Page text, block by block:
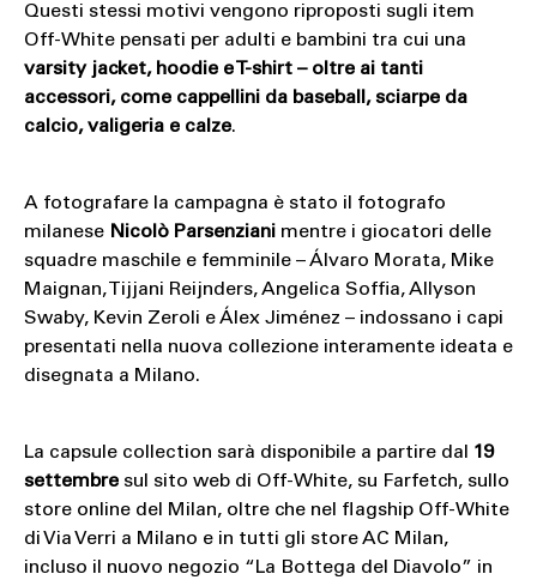
Questi stessi motivi vengono riproposti sugli item
Off-White pensati per adulti e bambini tra cui una
varsity jacket, hoodie e T-shirt – oltre ai tanti
accessori, come cappellini da baseball, sciarpe da
calcio, valigeria e calze.
A fotografare la campagna è stato il fotografo
milanese Nicolò Parsenzianimentre i giocatori delle
squadre maschile e femminile – Álvaro Morata, Mike
Maignan, Tijjani Reijnders, Angelica Soffia, Allyson
Swaby, Kevin Zeroli e Álex Jiménez – indossano i capi
presentati nella nuova collezione interamente ideata e
disegnata a Milano.
La capsule collection sarà disponibile a partire dal 19
settembresul sito web di Off-White, su Farfetch, sullo
store online del Milan, oltre che nel flagship Off-White
di Via Verri a Milano e in tutti gli store AC Milan,
incluso il nuovo negozio “La Bottega del Diavolo” in